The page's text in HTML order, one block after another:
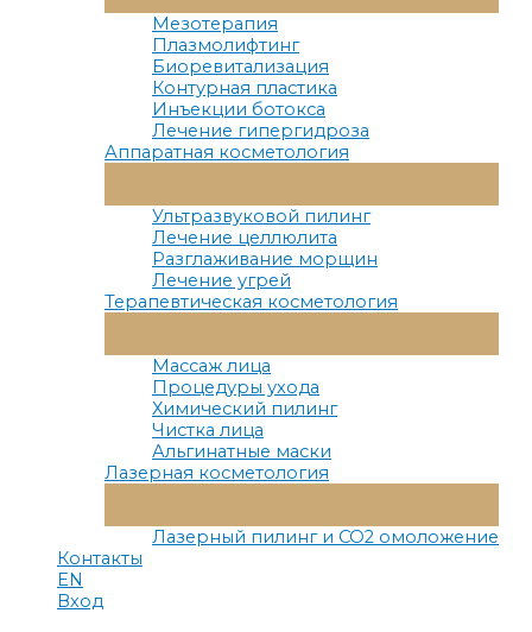
Меню
Мезотерапия
Плазмолифтинг
Биоревитализация
Контурная пластика
Инъекции ботокса
Лечение гипергидроза
Аппаратная косметология
Меню
Ультразвуковой пилинг
Лечение целлюлита
Разглаживание морщин
Лечение угрей
Терапевтическая косметология
Меню
Массаж лица
Процедуры ухода
Химический пилинг
Чистка лица
Альгинатные маски
Лазерная косметология
Меню
Лазерный пилинг и СО2 омоложение
Контакты
EN
Вход